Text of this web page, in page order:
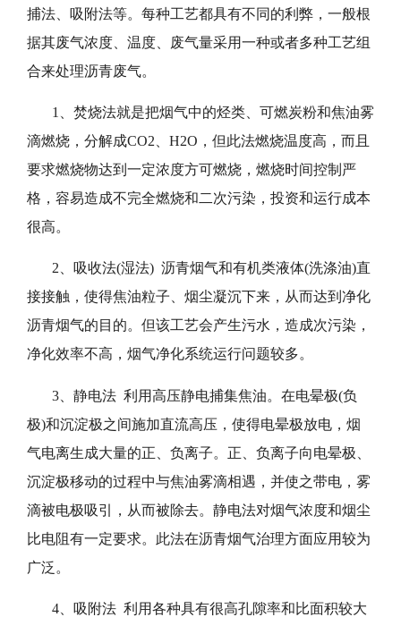
捕法、吸附法等。每种工艺都具有不同的利弊，一般根
据其废气浓度、温度、废气量采用一种或者多种工艺组
合来处理沥青废气。
1、焚烧法就是把烟气中的烃类、可燃炭粉和焦油雾
滴燃烧，分解成CO2、H2O，但此法燃烧温度高，而且
要求燃烧物达到一定浓度方可燃烧，燃烧时间控制严
格，容易造成不完全燃烧和二次污染，投资和运行成本
很高。
2、吸收法(湿法) 沥青烟气和有机类液体(洗涤油)直
接接触，使得焦油粒子、烟尘凝沉下来，从而达到净化
沥青烟气的目的。但该工艺会产生污水，造成次污染，
净化效率不高，烟气净化系统运行问题较多。
3、静电法 利用高压静电捕集焦油。在电晕极(负
极)和沉淀极之间施加直流高压，使得电晕极放电，烟
气电离生成大量的正、负离子。正、负离子向电晕极、
沉淀极移动的过程中与焦油雾滴相遇，并使之带电，雾
滴被电极吸引，从而被除去。静电法对烟气浓度和烟尘
比电阻有一定要求。此法在沥青烟气治理方面应用较为
广泛。
4、吸附法 利用各种具有很高孔隙率和比面积较大